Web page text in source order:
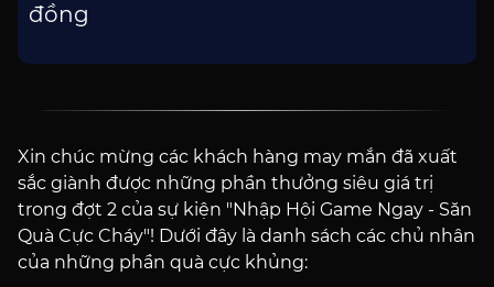
đồng
Xin chúc mừng các khách hàng may mắn đã xuất
sắc giành được những phần thưởng siêu giá trị
trong đợt 2 của sự kiện "Nhập Hội Game Ngay - Săn
Quà Cực Cháy"! Dưới đây là danh sách các chủ nhân
của những phần quà cực khủng: